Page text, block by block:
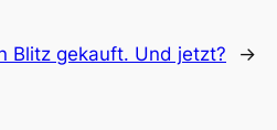
Blitz gekauft. Und jetzt? →